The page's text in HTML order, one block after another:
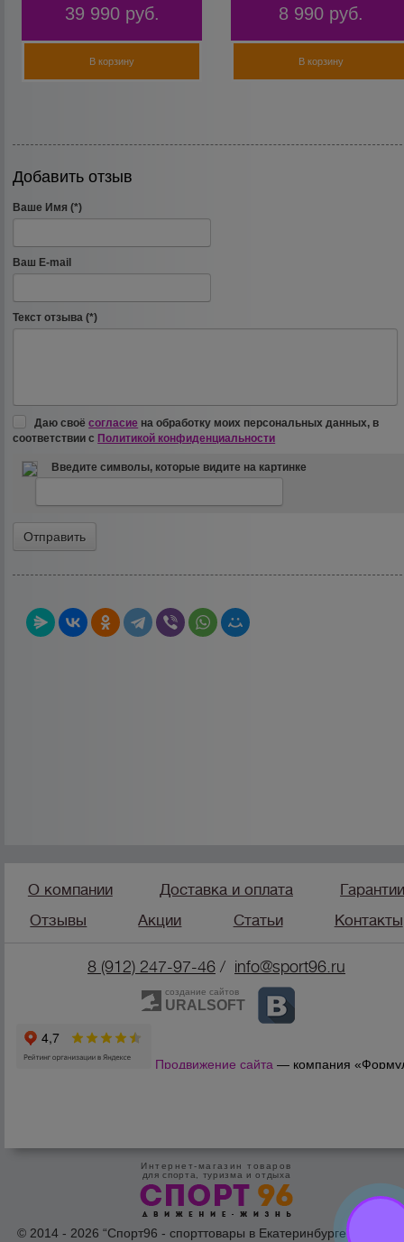
39 990 руб.
В корзину
8 990 руб.
В корзину
Добавить отзыв
Ваше Имя (*)
Ваш E-mail
Текст отзыва (*)
Даю своёсогласие на обработку моих персональных данных, в
соответствии с Политикой конфиденциальности
Введите символы, которые видите на картинке
О компании Доставка и оплата
Отзывы
Акции Статьи Контакты
8 (912) 247-97-46 / info@sport96.ru
создание сайтов
URALSOFT
Продвижение сайта — компания
Интернет-магазин товаров
для спорта, туризма и отдыха
© 2014 - 2026 “Спорт96 - спорттовары в Екатеринбурге” Все